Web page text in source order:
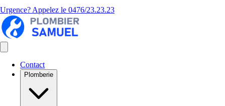
Urgence? Appelez le 0476/23.23.23
Contact
Plomberie